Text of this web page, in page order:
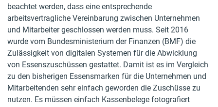
beachtet werden, dass eine entsprechende
arbeitsvertragliche Vereinbarung zwischen Unternehmen
und Mitarbeiter geschlossen werden muss. Seit 2016
wurde vom Bundesministerium der Finanzen (BMF) die
Zulässigkeit von digitalen Systemen für die Abwicklung
von Essenszuschüssen gestattet. Damit ist es im Vergleich
zu den bisherigen Essensmarken für die Unternehmen und
Mitarbeitenden sehr einfach geworden die Zuschüsse zu
nutzen. Es müssen einfach Kassenbelege fotografiert